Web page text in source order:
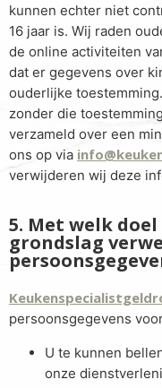
kunnen echter niet
16 jaar is. Wij raden
de online activiteiten
dat er gegevens over
ouderlijke
zonder die
verzameld over een
ons op via
verwijderen wij deze
5. Met welk
grondslag
persoonsgegevens
U te kunnen
onze